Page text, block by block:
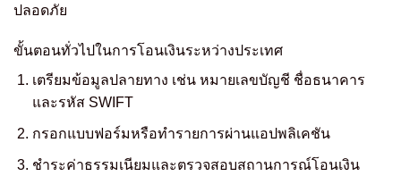
ปลอดภัย
ขั้นตอนทั่วไปในการโอนเงินระหว่างประเทศ
เตรียมข้อมูลปลายทาง เช่น หมายเลขบัญชี ชื่อธนาคาร
และรหัส SWIFT
กรอกแบบฟอร์มหรือทำรายการผ่านแอปพลิเคชัน
ชำระค่าธรรมเนียมและตรวจสอบสถานการณ์โอนเงิน